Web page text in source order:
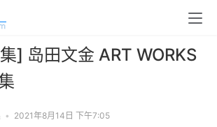
] 岛田文金 ART WORKS
• 2021年8月14日 下午7:05